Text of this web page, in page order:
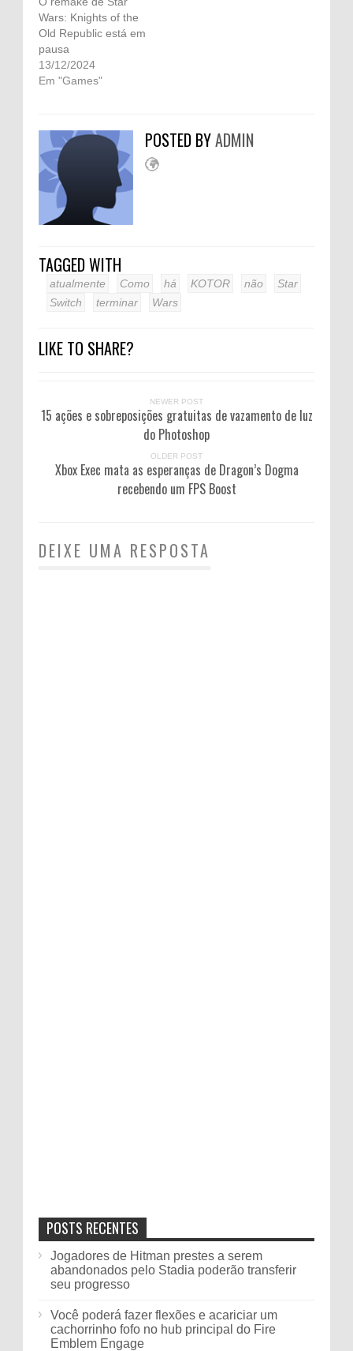
Wars: Knights of the
Old Republic está em
pausa
13/12/2024
Em "Games"
POSTED BYADMIN
TAGGED WITH
atualmente Como há KOTOR não
Star
Switch
terminar Wars
LIKE TO SHARE?
NEWER POST
15 ações e sobreposições gratuitas de vazamento de luz
do Photoshop
OLDER POST
Xbox Exec mata as esperanças de Dragon’s Dogma
recebendo um FPS Boost
DEIXE UMA RESPOSTA
POSTS RECENTES
Jogadores de Hitman prestes a serem
abandonados pelo Stadia poderão transferir
seu progresso
Você poderá fazer flexões e acariciar um
cachorrinho fofo no hub principal do Fire
Emblem Engage